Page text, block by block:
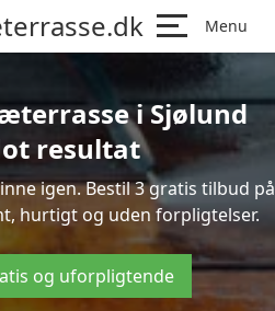
Menu
i Sjølund
resultat
igen. Bestil 3 gratis tilbud på
hurtigt og uden forpligtelser.
og uforpligtende